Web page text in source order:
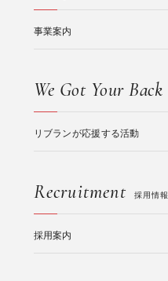
事業案内
We Got Your Back
リブランが応援する活動
Recruitment 採用情報
採用案内